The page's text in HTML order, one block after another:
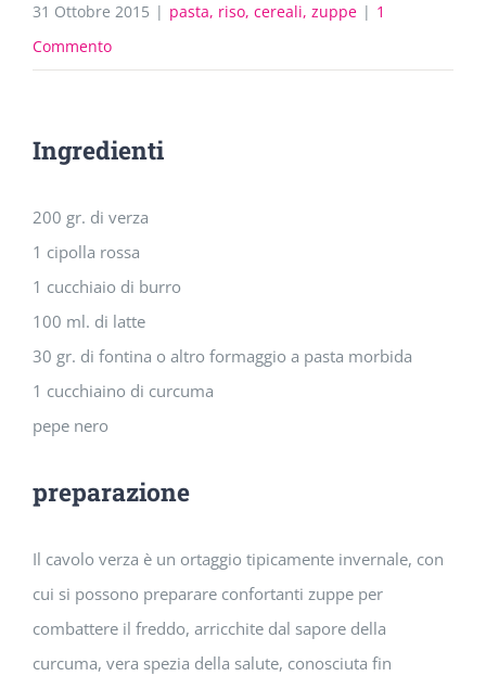
31 Ottobre 2015 | pasta, riso, cereali, zuppe | 1
Commento
immagine
Ingredienti
200 gr. di verza
1 cipolla rossa
1 cucchiaio di burro
100 ml. di latte
30 gr. di fontina o altro formaggio a pasta morbida
1 cucchiaino di curcuma
pepe nero
preparazione
Il cavolo verza è un ortaggio tipicamente invernale, con
cui si possono preparare confortanti zuppe per
combattere il freddo, arricchite dal sapore della
curcuma, vera spezia della salute, conosciuta fin